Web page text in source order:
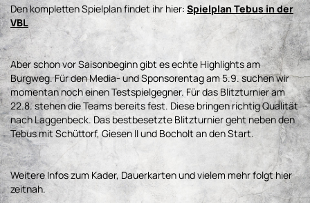
Den kompletten Spielplan findet ihr hier: Spielplan Tebus in der
VBL
Aber schon vor Saisonbeginn gibt es echte Highlights am
Burgweg. Für den Media- und Sponsorentag am 5.9. suchen wir
momentan noch einen Testspielgegner. Für das Blitzturnier am
22.8. stehen die Teams bereits fest. Diese bringen richtig Qualität
nach Laggenbeck. Das bestbesetzte Blitzturnier geht neben den
Tebus mit Schüttorf, Giesen II und Bocholt an den Start.
Weitere Infos zum Kader, Dauerkarten und vielem mehr folgt hier
zeitnah.